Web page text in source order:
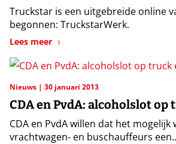
Truckstar is een uitgebreide online
begonnen: TruckstarWerk.
Lees meer
Nieuws 30 januari 2013
CDA en PvdA: alcoholslot op
CDA en PvdA willen dat het mogelijk
vrachtwagen- en buschauffeurs